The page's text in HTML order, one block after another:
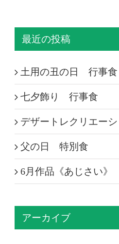
最近の投稿
土用の丑の日 行事食
七夕飾り 行事食
デザートレクリエーシ
父の日 特別食
6月作品《あじさい》
アーカイブ